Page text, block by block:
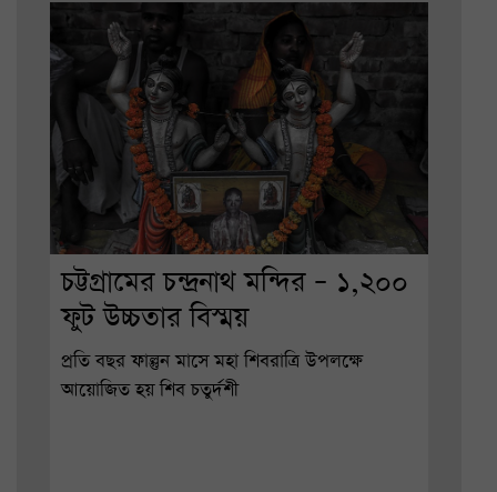
চট্টগ্রামের চন্দ্রনাথ মন্দির – ১,২০০
ফুট উচ্চতার বিস্ময়
প্রতি বছর ফাল্গুন মাসে মহা শিবরাত্রি উপলক্ষে
আয়োজিত হয় শিব চতুর্দশী